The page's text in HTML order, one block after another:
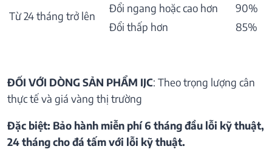
Từ 24 tháng trở lên
Đổi ngang hoặc cao hơn
90%
Đổi thấp hơn
85%
ĐỐI VỚI DÒNG SẢN PHẨM IJC: Theo trọng lượng cân
thực tế và giá vàng thị trường
Đặc biệt: Bảo hành miễn phí 6 tháng đầu lỗi kỹ thuật,
24 tháng cho đá tấm với lỗi kỹ thuật.